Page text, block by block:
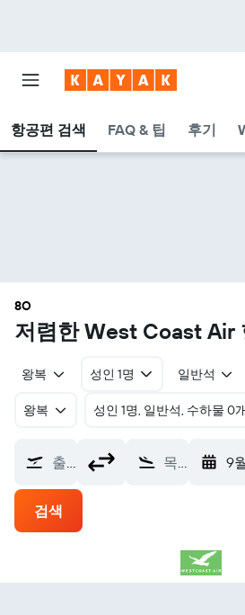
항공편 검색 FAQ & 팁 후기
8O
저렴한 West Coast Air
왕복 성인 1명 일반석
왕복 ​성인 1명, 일반석, 수하물 0개
출발지 목적지 9
검색